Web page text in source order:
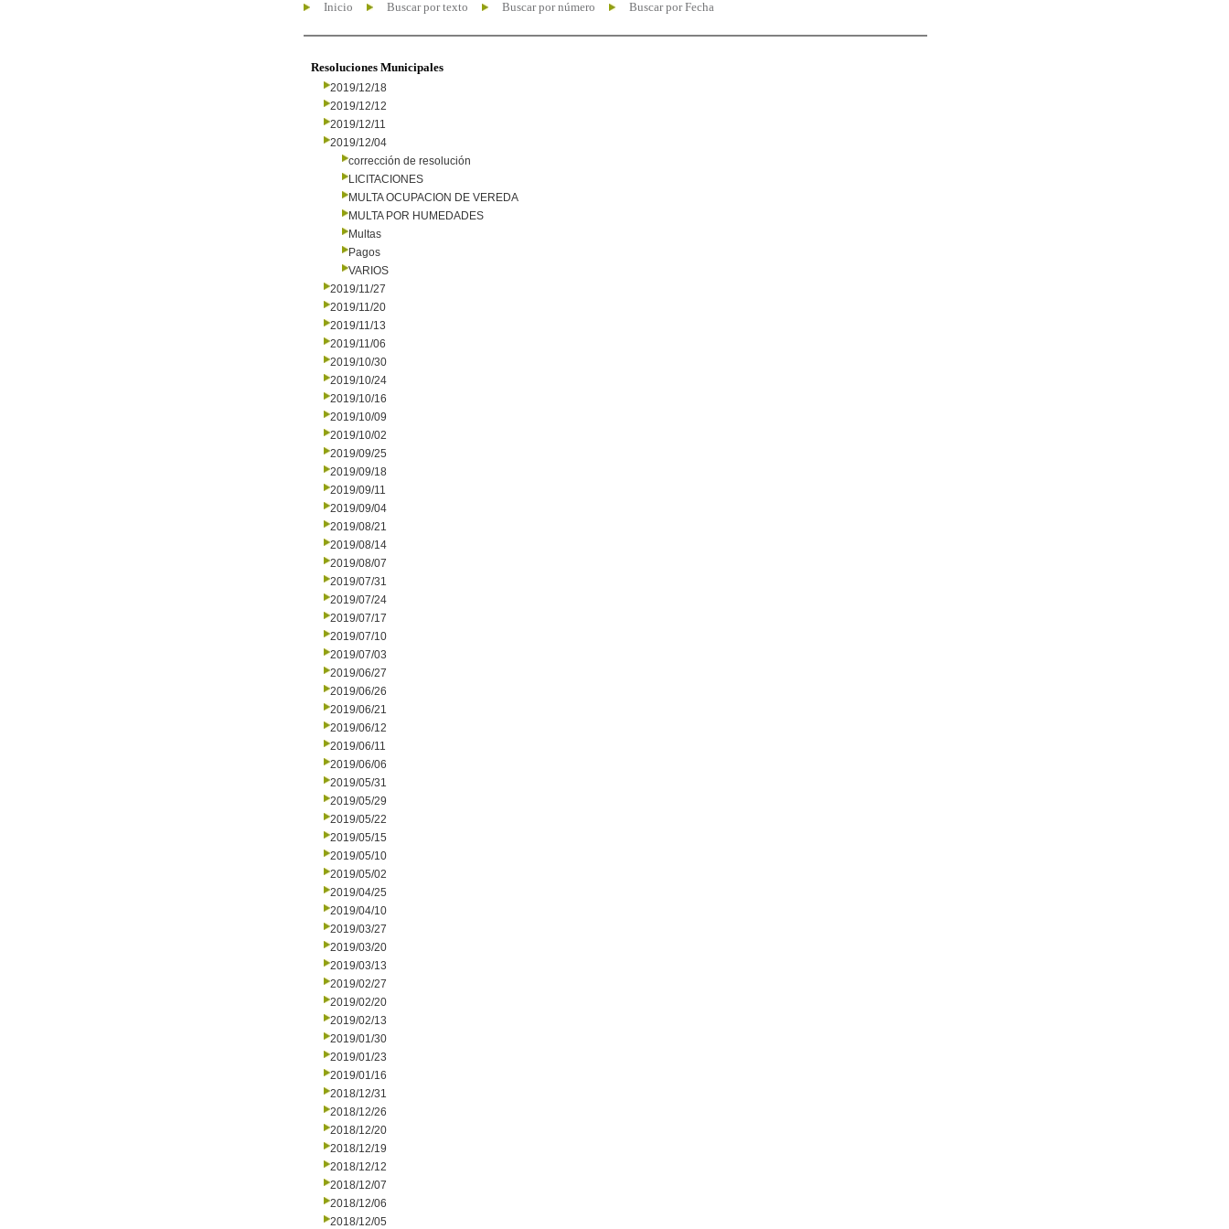
Inicio Buscar por texto Buscar por número Buscar por Fecha
Resoluciones Municipales
2019/12/18
2019/12/12
2019/12/11
2019/12/04
corrección de resolución
LICITACIONES
MULTA OCUPACION DE VEREDA
MULTA POR HUMEDADES
Multas
Pagos
VARIOS
2019/11/27
2019/11/20
2019/11/13
2019/11/06
2019/10/30
2019/10/24
2019/10/16
2019/10/09
2019/10/02
2019/09/25
2019/09/18
2019/09/11
2019/09/04
2019/08/21
2019/08/14
2019/08/07
2019/07/31
2019/07/24
2019/07/17
2019/07/10
2019/07/03
2019/06/27
2019/06/26
2019/06/21
2019/06/12
2019/06/11
2019/06/06
2019/05/31
2019/05/29
2019/05/22
2019/05/15
2019/05/10
2019/05/02
2019/04/25
2019/04/10
2019/03/27
2019/03/20
2019/03/13
2019/02/27
2019/02/20
2019/02/13
2019/01/30
2019/01/23
2019/01/16
2018/12/31
2018/12/26
2018/12/20
2018/12/19
2018/12/12
2018/12/07
2018/12/06
2018/12/05